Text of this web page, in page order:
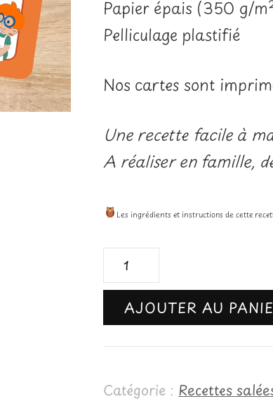
Papier épais (350 g/
Pelliculage plastifié
Nos cartes sont
Une recette facile à
A réaliser en famille,
Les ingrédients et instructions de cette
quantité
de
Carrés
feuilletés
-
AJOUTER AU
Catégorie : Recettes